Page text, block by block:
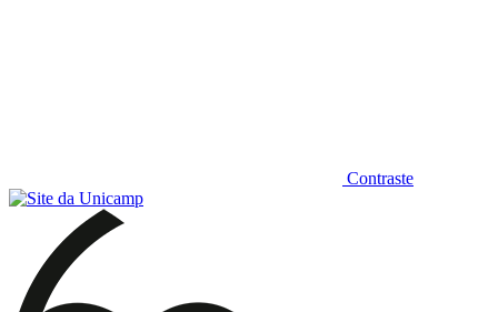
Contraste